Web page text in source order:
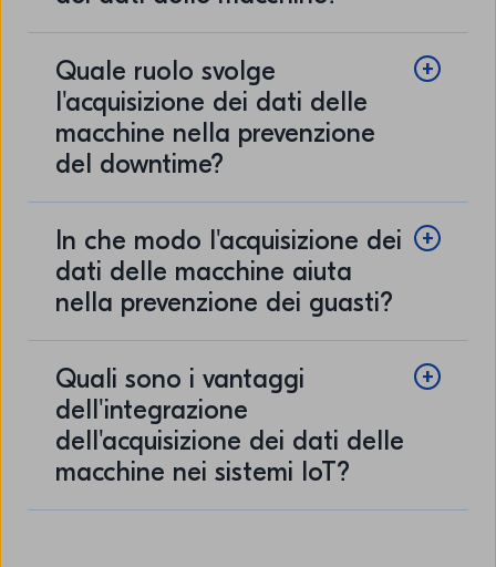
Quale ruolo svolge
l'acquisizione dei dati delle
macchine nella prevenzione
del downtime?
In che modo l'acquisizione dei
dati delle macchine aiuta
nella prevenzione dei guasti?
Quali sono i vantaggi
dell'integrazione
dell'acquisizione dei dati delle
macchine nei sistemi IoT?